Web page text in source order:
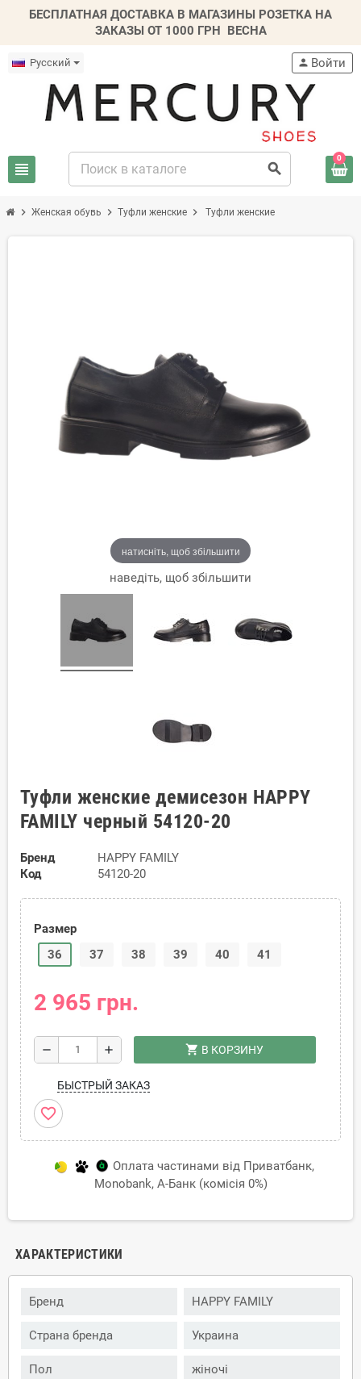
БЕСПЛАТНАЯ ДОСТАВКА В МАГАЗИНЫ РОЗЕТКА НА
ЗАКАЗЫ ОТ 1000 ГРН ВЕСНА
Русский
view_headline search
person Войти
0
chevron_right Женская обувь chevron_right Туфли женские chevron_right Туфли женские
натисніть, щоб збільшити
наведіть, щоб збільшити
Туфли женские демисезон HAPPY
FAMILY черный 54120-20
Бренд
HAPPY FAMILY
Код
54120-20
Размер
36
37 38 39 40 41
2 965 грн.
remove add shopping_cart В КОРЗИНУ
БЫСТРЫЙ ЗАКАЗ
favorite_border
Оплата частинами від Приватбанк,
Monobank, А-Банк (комісія 0%)
ХАРАКТЕРИСТИКИ
Бренд HAPPY FAMILY
Страна бренда Украина
Пол жіночі